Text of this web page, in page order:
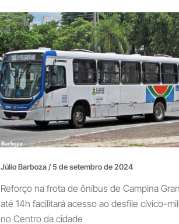
Júlio Barboza/5 de setembro de 2024
Reforço na frota de ônibus de Campina
até 14h facilitará acesso ao desfile cívico-
no Centro da cidade